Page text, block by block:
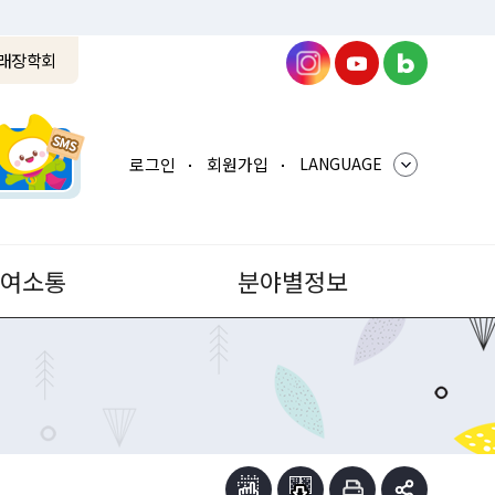
장학회
로그인 회원가입 LANGUAGE
소통 분야별정보